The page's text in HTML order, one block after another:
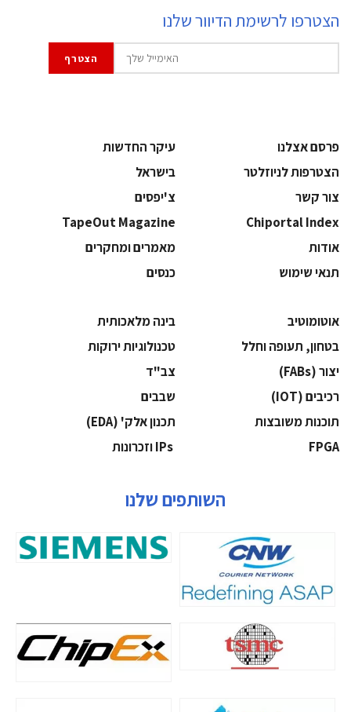
הצטרפו לרשימת הדיוור שלנו
פרסם אצלנו
עיקר החדשות
הצטרפות לניוזלטר
בישראל
צור קשר
צ'יפסים
Chiportal Index
TapeOut Magazine
אודות
מאמרים ומחקרים
תנאי שימוש
כנסים
אוטומוטיב
בינה מלאכותית
בטחון, תעופה וחלל
‫טכנולוגיות ירוקות‬
‫יצור (‪(FABs‬‬
‫צב"ד‬
‫רכיבים‬ (IOT)
‫שבבים‬
‫תוכנות משובצות‬
‫תכנון אלק' (‪(EDA‬‬
‫‪FPGA‬‬
השותפים שלנו